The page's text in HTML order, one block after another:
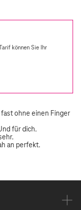
können Sie Ihr